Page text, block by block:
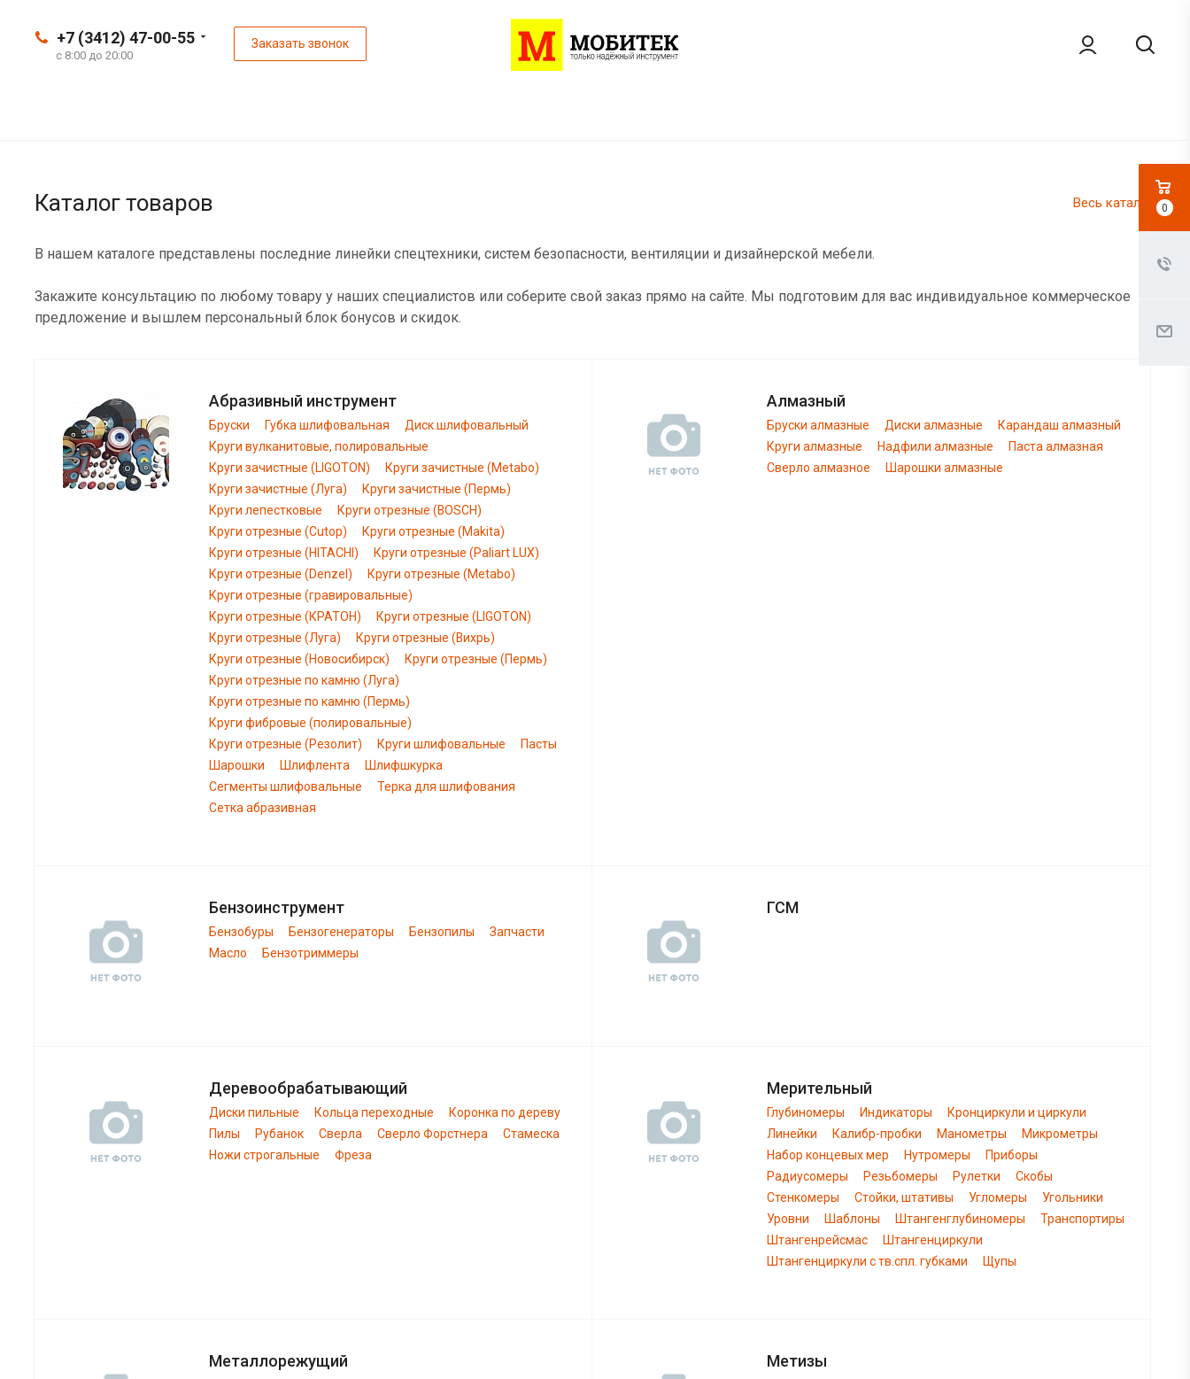
+7 (3412) 47-00-55
с 8:00 до 20:00
Заказать звонок
Весь каталог
Каталог товаров
В нашем каталоге представлены последние линейки спецтехники, систем безопасности, вентиляции и дизайнерской мебели.
Закажите консультацию по любому товару у наших специалистов или соберите свой заказ прямо на сайте. Мы подготовим для вас индивидуальное коммерческое
предложение и вышлем персональный блок бонусов и скидок.
Абразивный инструмент
Бруски Губка шлифовальная
Диск шлифовальный
Круги вулканитовые, полировальные
Круги зачистные (LIGOTON)
Круги зачистные (Metabo)
Круги зачистные (Луга)
Круги зачистные (Пермь)
Круги лепестковые
Круги отрезные (BOSCH)
Круги отрезные (Cutop)
Круги отрезные (Makita)
Круги отрезные (HITACHI)
Круги отрезные (Paliart LUX)
Круги отрезные (Denzel)
Круги отрезные (Metabo)
Круги отрезные (гравировальные)
Круги отрезные (КРАТОН)
Круги отрезные (LIGOTON)
Круги отрезные (Луга)
Круги отрезные (Вихрь)
Круги отрезные (Новосибирск)
Круги отрезные (Пермь)
Круги отрезные по камню (Луга)
Круги отрезные по камню (Пермь)
Круги фибровые (полировальные)
Круги отрезные (Резолит)
Круги шлифовальные
Пасты
Шарошки
Шлифлента
Шлифшкурка
Сегменты шлифовальные
Терка для шлифования
Сетка абразивная
Алмазный
Бруски алмазные Диски алмазные
Карандаш алмазный
Круги алмазные
Надфили алмазные
Паста алмазная
Сверло алмазное
Шарошки алмазные
Бензоинструмент
Бензобуры Бензогенераторы Бензопилы
Запчасти
Масло
Бензотриммеры
ГСМ
Деревообрабатывающий
Диски пильные Кольца переходные
Коронка по дереву
Пилы
Рубанок Сверла Сверло Форстнера
Стамеска
Ножи строгальные
Фреза
Мерительный
Глубиномеры Индикаторы
Кронциркули и циркули
Линейки
Калибр-пробки Манометры
Микрометры
Набор концевых мер
Нутромеры
Приборы
Радиусомеры
Резьбомеры Рулетки
Скобы
Стенкомеры
Стойки, штативы Угломеры
Угольники
Уровни
Шаблоны Штангенглубиномеры
Транспортиры
Штангенрейсмас
Штангенциркули
Штангенциркули с тв.спл. губками
Щупы
Металлорежущий Метизы
0